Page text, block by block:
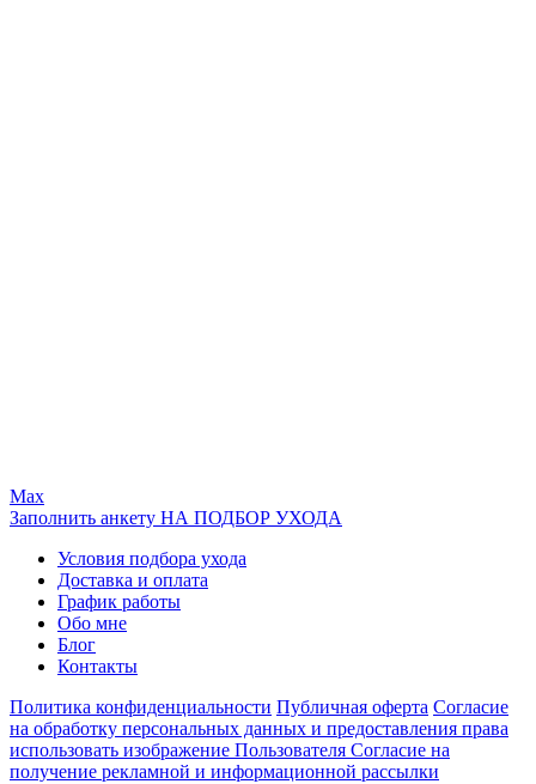
Max
Заполнить анкету НА ПОДБОР УХОДА
Условия подбора ухода
Доставка и оплата
График работы
Обо мне
Блог
Контакты
Политика конфиденциальности Публичная оферта Согласие
на обработку персональных данных и предоставления права
использовать изображение Пользователя Согласие на
получение рекламной и информационной рассылки